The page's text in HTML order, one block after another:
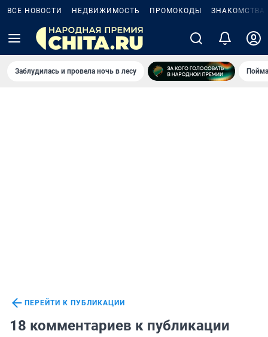
ВСЕ НОВОСТИ НЕДВИЖИМОСТЬ ПРОМОКОДЫ ЗНАКОМСТВА
Заблудилась и провела ночь в лесу
ПЕРЕЙТИ К ПУБЛИКАЦИИ
18 комментариев к публикации